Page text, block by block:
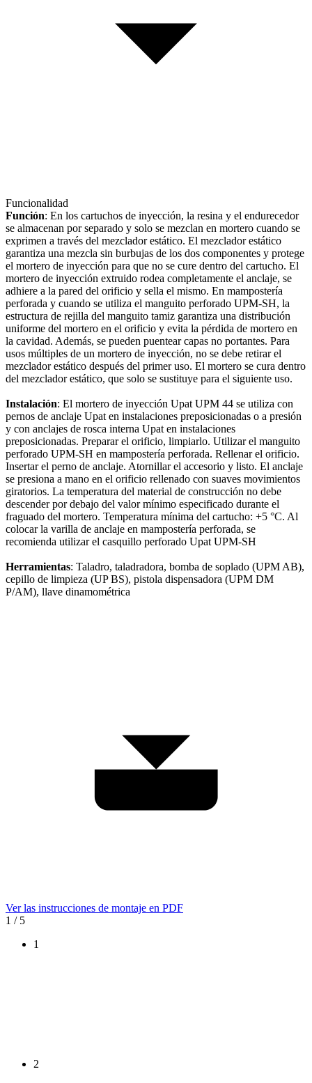
Funcionalidad
Función: En los cartuchos de inyección, la resina y el endurecedor
se almacenan por separado y solo se mezclan en mortero cuando se
exprimen a través del mezclador estático. El mezclador estático
garantiza una mezcla sin burbujas de los dos componentes y protege
el mortero de inyección para que no se cure dentro del cartucho. El
mortero de inyección extruido rodea completamente el anclaje, se
adhiere a la pared del orificio y sella el mismo. En mampostería
perforada y cuando se utiliza el manguito perforado UPM-SH, la
estructura de rejilla del manguito tamiz garantiza una distribución
uniforme del mortero en el orificio y evita la pérdida de mortero en
la cavidad. Además, se pueden puentear capas no portantes. Para
usos múltiples de un mortero de inyección, no se debe retirar el
mezclador estático después del primer uso. El mortero se cura dentro
del mezclador estático, que solo se sustituye para el siguiente uso.
Instalación: El mortero de inyección Upat UPM 44 se utiliza con
pernos de anclaje Upat en instalaciones preposicionadas o a presión
y con anclajes de rosca interna Upat en instalaciones
preposicionadas. Preparar el orificio, limpiarlo. Utilizar el manguito
perforado UPM-SH en mampostería perforada. Rellenar el orificio.
Insertar el perno de anclaje. Atornillar el accesorio y listo. El anclaje
se presiona a mano en el orificio rellenado con suaves movimientos
giratorios. La temperatura del material de construcción no debe
descender por debajo del valor mínimo especificado durante el
fraguado del mortero. Temperatura mínima del cartucho: +5 °C. Al
colocar la varilla de anclaje en mampostería perforada, se
recomienda utilizar el casquillo perforado Upat UPM-SH
Herramientas: Taladro, taladradora, bomba de soplado (UPM AB),
cepillo de limpieza (UP BS), pistola dispensadora (UPM DM
P/AM), llave dinamométrica
Ver las instrucciones de montaje en PDF
1 / 5
1
2